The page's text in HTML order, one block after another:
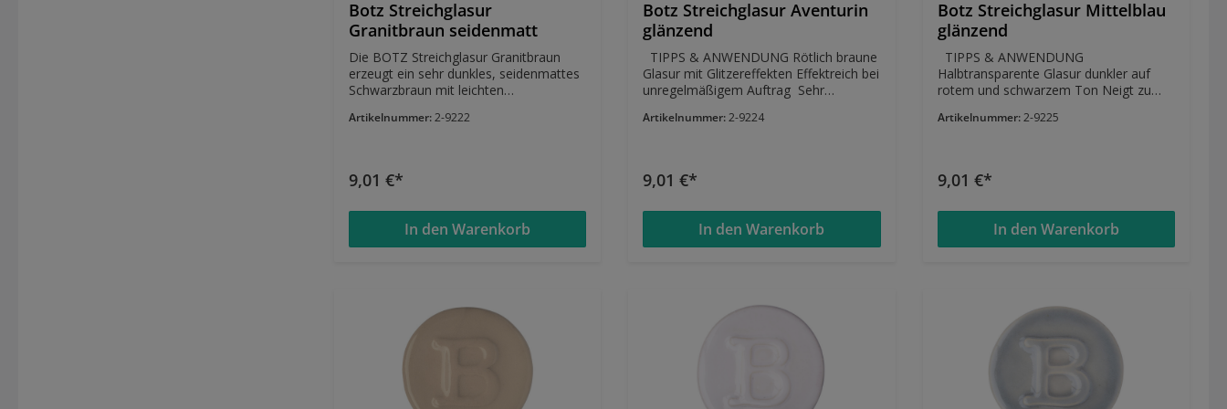
Botz Streichglasur
Granitbraun seidenmatt
Die BOTZ Streichglasur Granitbraun
erzeugt ein sehr dunkles, seidenmattes
Schwarzbraun mit leichten
auch bis 1100°C gebrannt
1020°-1060°C
Artikelnummer:2-9222
9,01 €*
In den Warenkorb
Botz Streichglasur Aventurin
glänzend
TIPPS & ANWENDUNG Rötlich braune
Glasur mit Glitzereffekten Effektreich bei
unregelmäßigem Auftrag Sehr
auftragen, aber Achtung: läuft stark
im Brennbereich 1020°-1060°C neigt zu
Cracks aufgrund der
diese Glasur aus hygienischen Gründen
nicht für Essgeschirr empfehlen
Artikelnummer:2-9224
9,01 €*
In den Warenkorb
Botz Streichglasur Mittelblau
glänzend
TIPPS & ANWENDUNG
Halbtransparente Glasur dunkler auf
rotem und schwarzem Ton Neigt zu
Kann bis 1100°C gebrannt
Raku geeignet nicht für Essgeschirr
empfohlen
Artikelnummer:2-9225
9,01 €*
In den Warenkorb